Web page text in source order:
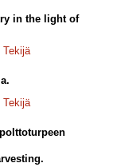
in the light of
Tekijä
Tekijä